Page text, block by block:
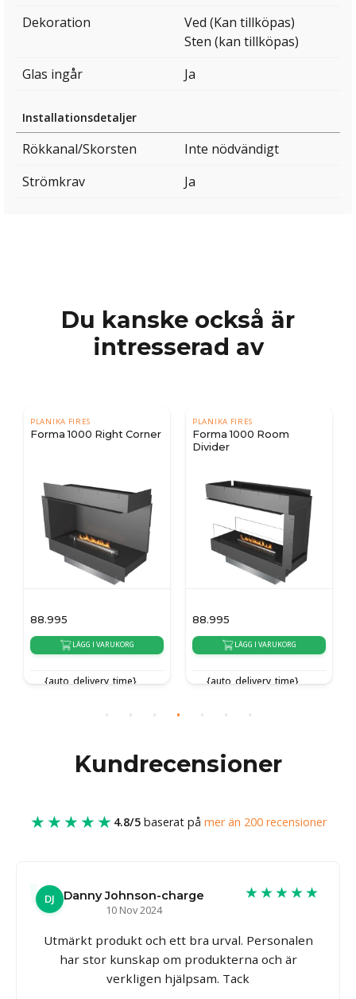
Dekoration
Ved (Kan tillköpas)
Sten (kan tillköpas)
Glas ingår
Ja
Installationsdetaljer
Rökkanal/Skorsten
Inte nödvändigt
Strömkrav
Ja
Du kanske också är
intresserad av
PLANIKA FIRES
Forma 1000 Right Corner
88.995
LÄGG I VARUKORG
{auto_delivery_time}
PLANIKA FIRES
Forma 1000 Room
Divider
88.995
LÄGG I VARUKORG
{auto_delivery_time}
Kundrecensioner
★★★★★ 4.8/5baserat på mer än 200 recensioner
DJ
Danny Johnson-charge
10 Nov 2024
★★★★★
Utmärkt produkt och ett bra urval. Personalen
har stor kunskap om produkterna och är
verkligen hjälpsam. Tack